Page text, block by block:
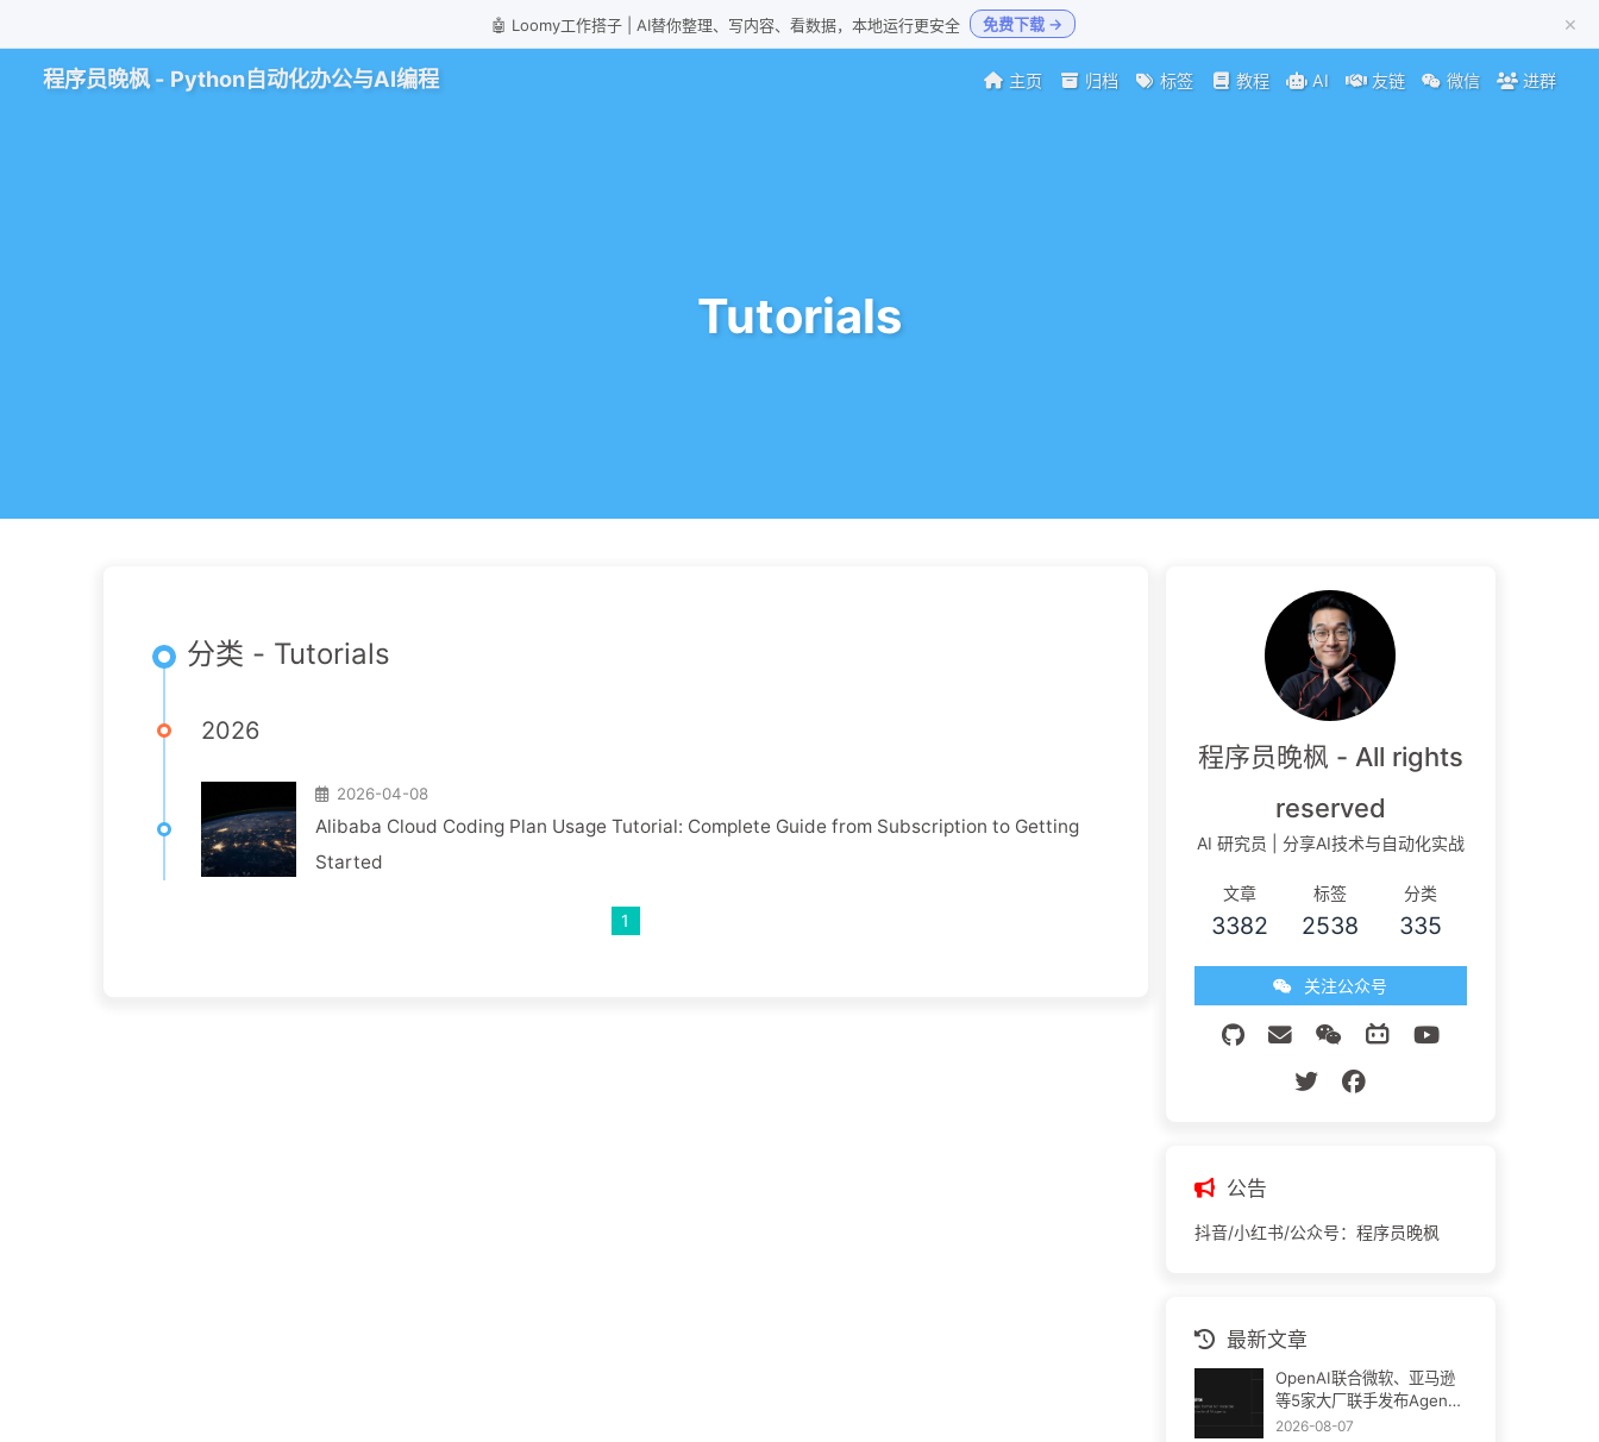
🤖 Loomy工作搭子 | AI替你整理、写内容、看数据，本地运行更安全 免费下载 → ×
程序员晚枫 - Python自动化办公与AI编程 主页 归档 标签 教程 AI 友链 微信 进群
Tutorials
分类 - Tutorials
2026
2026-04-08
Alibaba Cloud Coding Plan Usage Tutorial: Complete Guide from Subscription to Getting
Started
1
程序员晚枫 - All rights
reserved
AI 研究员 | 分享AI技术与自动化实战
文章
3382
标签
2538
分类
335
关注公众号
公告
抖音/小红书/公众号：程序员晚枫
最新文章
OpenAI联合微软、亚马逊
等5家大厂联手发布Agent
Plugins：AI插件终于要统
2026-08-07